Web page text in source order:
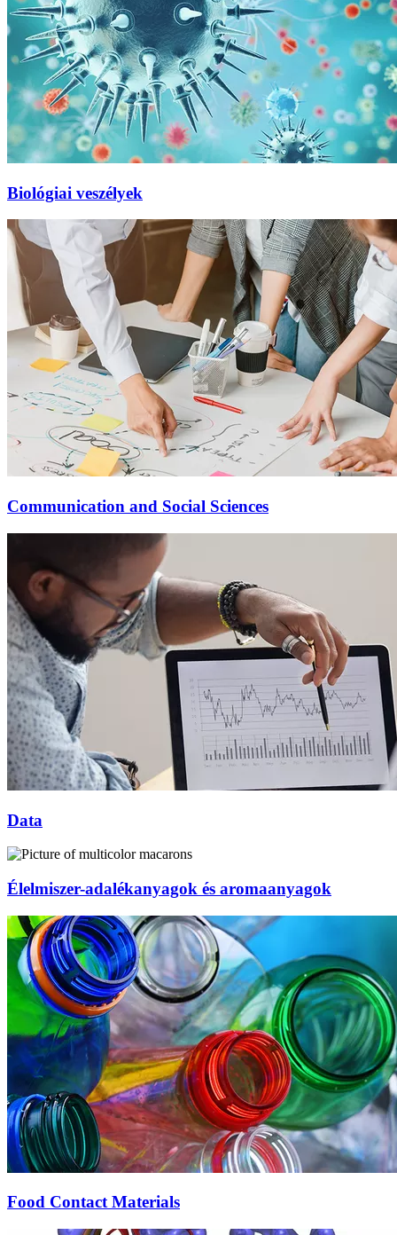
Biológiai veszélyek
Communication and Social Sciences
Data
Élelmiszer-adalékanyagok és aromaanyagok
Food Contact Materials